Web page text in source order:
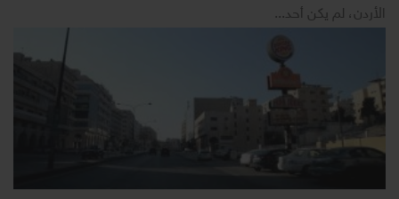
الأردن، لم يكن أحد...